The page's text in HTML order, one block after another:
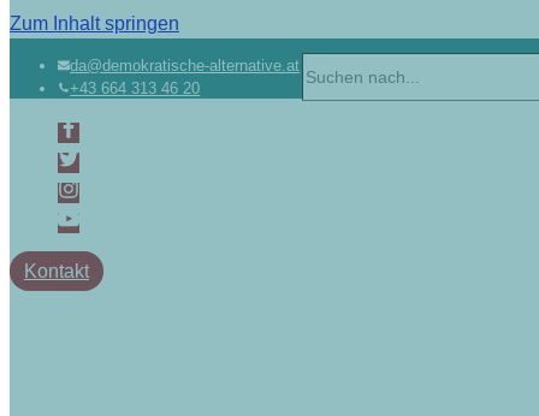
Zum Inhalt springen
da@demokratische-alternative.at
+43 664 313 46 20
nach …
Kontakt